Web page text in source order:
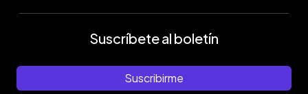
Suscríbete al boletín
Suscribirme